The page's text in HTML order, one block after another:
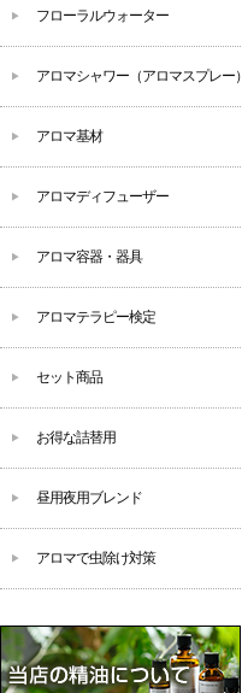
フローラルウォーター
アロマシャワー（アロマスプレー）
アロマ基材
アロマディフューザー
アロマ容器・器具
アロマテラピー検定
セット商品
お得な詰替用
昼用夜用ブレンド
アロマで虫除け対策